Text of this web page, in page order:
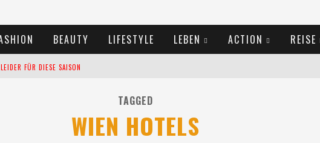
BEAUTY LIFESTYLE LEBEN ACTION REISE
FÜR DIESE SAISON
TAGGED
WIEN HOTELS